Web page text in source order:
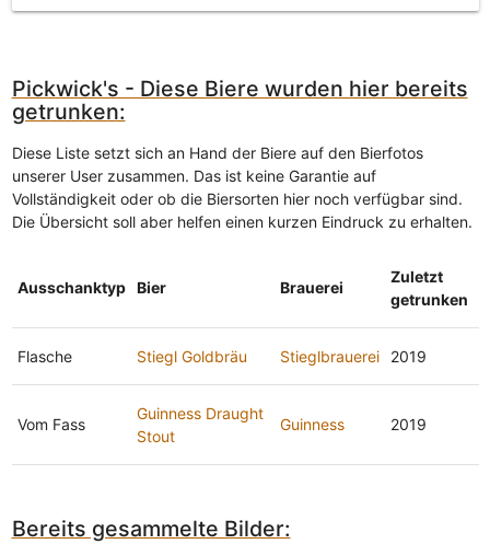
Pickwick's - Diese Biere wurden hier bereits
getrunken:
Diese Liste setzt sich an Hand der Biere auf den Bierfotos
unserer User zusammen. Das ist keine Garantie auf
Vollständigkeit oder ob die Biersorten hier noch verfügbar sind.
Die Übersicht soll aber helfen einen kurzen Eindruck zu erhalten.
Ausschanktyp Bier Brauerei
Zuletzt
getrunken
Flasche Stiegl Goldbräu Stieglbrauerei 2019
Vom Fass
Guinness Draught
Stout
Guinness 2019
Bereits gesammelte Bilder: